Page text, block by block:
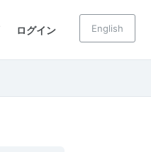
ログイン English